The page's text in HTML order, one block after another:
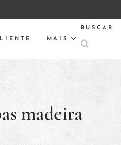
MAIS
BUSCAR
madeira